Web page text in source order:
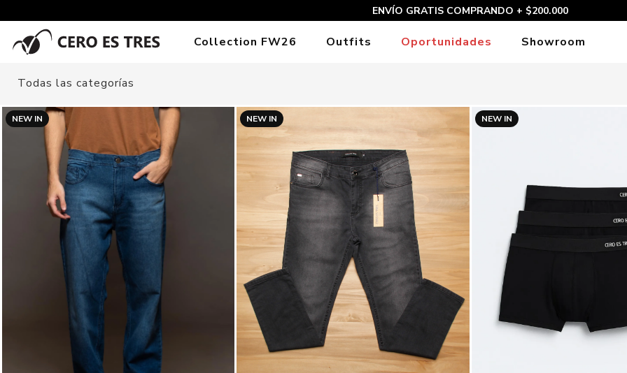
20% EXTRA PAGANDO CON TRANSFERENCIA
Collection FW26 Outfits Oportunidades Showroom
Todas las categorías
NEW IN NEW IN NEW IN